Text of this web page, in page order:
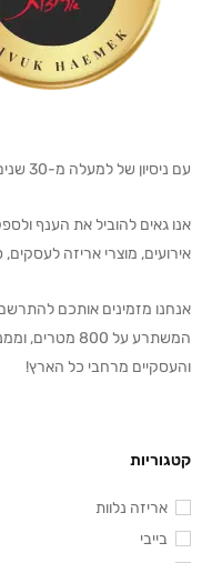
עם ניסיון של למעלה מ-30 שנים,
אנו גאים להוביל את הענף
אירועים, מוצרי אריזה לעסקים,
אנחנו מזמינים אותכם
המשתרע על 800
והעסקיים מרחבי כל הארץ!
קטגוריות
אריזה נלוות
בייבי